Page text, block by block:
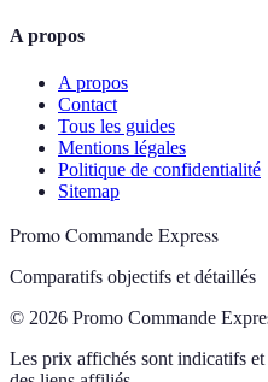
A propos
A propos
Contact
Tous les guides
Mentions légales
Politique de confidentialité
Sitemap
Promo Commande Express
Comparatifs objectifs et détaillés
© 2026 Promo Commande
Les prix affichés sont indicatifs